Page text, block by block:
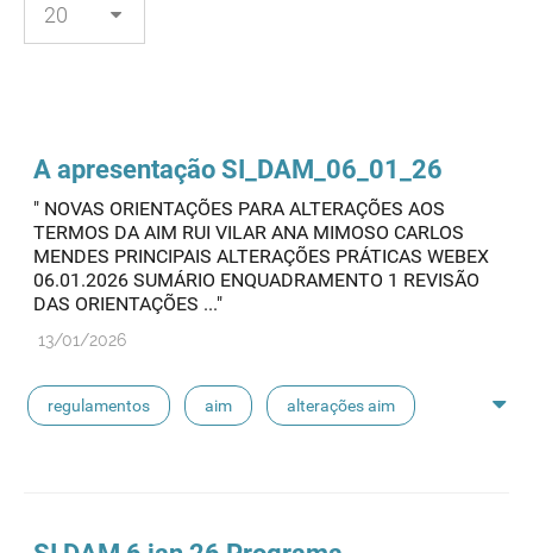
A apresentação SI_DAM_06_01_26
" NOVAS ORIENTAÇÕES PARA ALTERAÇÕES AOS
TERMOS DA AIM RUI VILAR ANA MIMOSO CARLOS
MENDES PRINCIPAIS ALTERAÇÕES PRÁTICAS WEBEX
06.01.2026 SUMÁRIO ENQUADRAMENTO 1 REVISÃO
DAS ORIENTAÇÕES ..."
13/01/2026
regulamentos aim alterações aim